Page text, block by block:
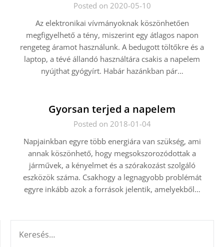
Posted on 2020-05-10
Az elektronikai vívmányoknak köszönhetően
megfigyelhető a tény, miszerint egy átlagos napon
rengeteg áramot használunk. A bedugott töltőkre és a
laptop, a tévé állandó használtára csakis a napelem
nyújthat gyógyírt. Habár hazánkban pár…
Gyorsan terjed a napelem
Posted on 2018-01-04
Napjainkban egyre több energiára van szükség, ami
annak köszönhető, hogy megsokszorozódottak a
járművek, a kényelmet és a szórakozást szolgáló
eszközök száma. Csakhogy a legnagyobb problémát
egyre inkább azok a források jelentik, amelyekből…